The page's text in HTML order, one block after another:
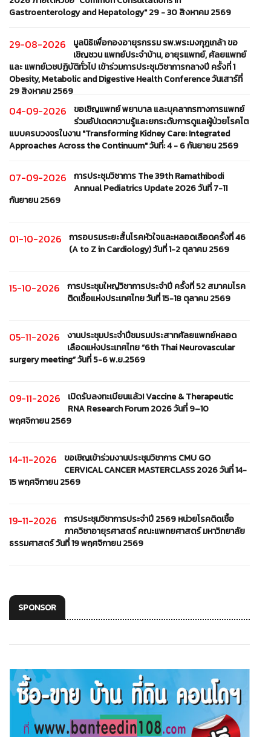
Gastroenterology and Hepatology" 29 - 30 สิงหาคม 2569
29-08-2026
มูลนิธิเพื่อกองอายุรกรรม รพ.พระมงกุฎเกล้า ขอ
เชิญชวน แพทย์ประจำบ้าน, อายุรแพทย์, ศัลยแพทย์
และ แพทย์เวชปฏิบัติทั่วไป เข้าร่วมการประชุมวิชาการกลางปี ครั้งที่ 1
Obesity, Metabolic and Digestive Health Conference วันเสาร์ที่
29 สิงหาคม 2569
04-09-2026
ขอเชิญแพทย์ พยาบาล และบุคลากรทางการแพทย์
ร่วมอัปเดตความรู้และยกระดับการดูแลผู้ป่วยโรคไต
แบบครบวงจรในงาน "Transforming Kidney Care: Integrated
Approaches Across the Continuum" วันที่: 4 - 6 กันยายน 2569
07-09-2026
การประชุมวิชาการ The 39th Ramathibodi
Annual Pediatrics Update 2026 วันที่ 7-11
กันยายน 2569
01-10-2026
การอบรมระยะสั้นโรคหัวใจและหลอดเลือดครั้งที่ 46
(A to Z in Cardiology) วันที่ 1-2 ตุลาคม 2569
15-10-2026
การประชุมใหญ่วิชาการประจำปี ครั้งที่ 52 สมาคมโรค
ติดเชื้อแห่งประเทศไทย วันที่ 15-18 ตุลาคม 2569
05-11-2026
งานประชุมประจำปีชมรมประสาทศัลยแพทย์หลอด
เลือดแห่งประเทศไทย “6th Thai Neurovascular
surgery meeting” วันที่ 5-6 พ.ย.2569
09-11-2026
เปิดรับลงทะเบียนแล้ว! Vaccine & Therapeutic
RNA Research Forum 2026 วันที่ 9–10
พฤศจิกายน 2569
14-11-2026
ขอเชิญเข้าร่วมงานประชุมวิชาการ CMU GO
CERVICAL CANCER MASTERCLASS 2026 วันที่ 14-
15 พฤศจิกายน 2569
19-11-2026
การประชุมวิชาการประจำปี 2569 หน่วยโรคติดเชื้อ
ภาควิชาอายุรศาสตร์ คณะแพทยศาสตร์ มหาวิทยาลัย
ธรรมศาสตร์ วันที่ 19 พฤศจิกายน 2569
SPONSOR